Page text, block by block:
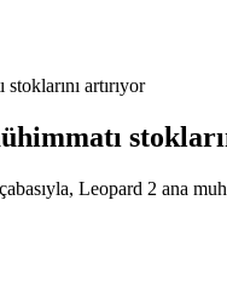
artırıyor
Leopard 2 ana